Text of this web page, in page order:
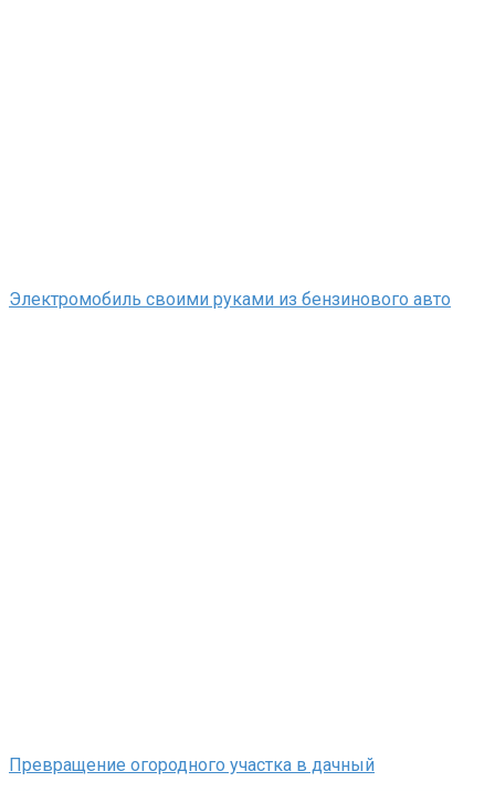
Электромобиль своими руками из бензинового авто
Превращение огородного участка в дачный